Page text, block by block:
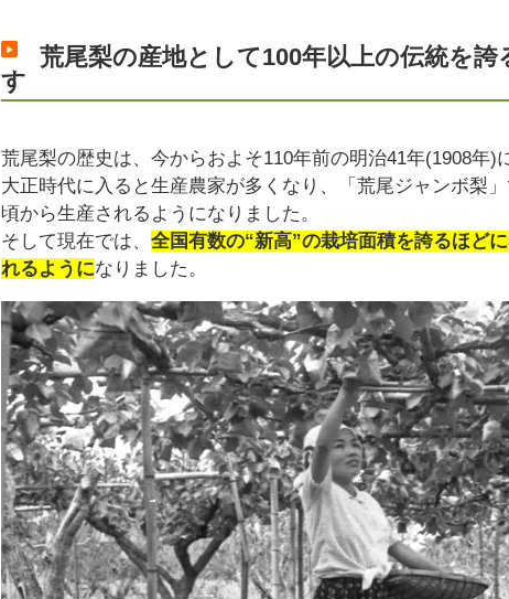
荒尾梨の産地として100年以上の伝統を
す
荒尾梨の歴史は、今からおよそ110年前の明治41年(1908年)
大正時代に入ると生産農家が多くなり、「荒尾ジャンボ梨
頃から生産されるようになりました。
そして現在では、全国有数の“新高”の栽培面積を誇るほど
れるようになりました。